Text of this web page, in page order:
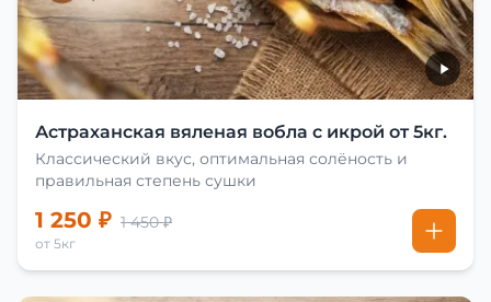
Астраханская вяленая вобла с икрой от 5кг.
Классический вкус, оптимальная солёность и
правильная степень сушки
1 250 ₽ 1 450 ₽
от 5кг